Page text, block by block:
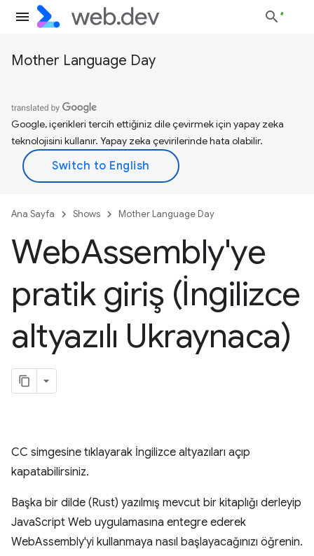
Mother Language Day
Google, içerikleri tercih ettiğiniz dile çevirmek için yapay zeka
teknolojisini kullanır. Yapay zeka çevirilerinde hata olabilir.
Ana Sayfa Shows Mother Language Day
WebAssembly'ye
pratik giriş (İngilizce
altyazılı Ukraynaca)
CC simgesine tıklayarak İngilizce altyazıları açıp
kapatabilirsiniz.
Başka bir dilde (Rust) yazılmış mevcut bir kitaplığı derleyip
JavaScript Web uygulamasına entegre ederek
WebAssembly'yi kullanmaya nasıl başlayacağınızı öğrenin.